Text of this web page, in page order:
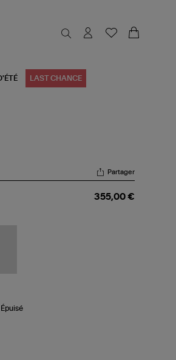
LAST CHANCE
Partager
355,00 €
Épuisé